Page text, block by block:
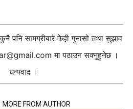
पनि सामग्रीबारे केही गुनासो तथा सुझाव
मा पठाउन सक्नुहुनेछ ।
धन्यवाद ।
MORE FROM AUTHOR